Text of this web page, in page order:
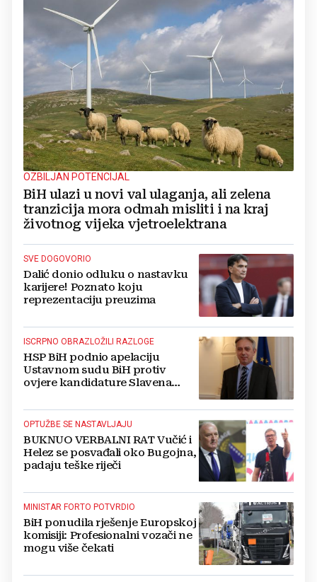
OZBILJAN POTENCIJAL
BiH ulazi u novi val ulaganja, ali zelena
tranzicija mora odmah misliti i na kraj
životnog vijeka vjetroelektrana
SVE DOGOVORIO
Dalić donio odluku o nastavku
karijere! Poznato koju
reprezentaciju preuzima
ISCRPNO OBRAZLOŽILI RAZLOGE
HSP BiH podnio apelaciju
Ustavnom sudu BiH protiv
ovjere kandidature Slavena
OPTUŽBE SE NASTAVLJAJU
BUKNUO VERBALNI RAT Vučić i
Helez se posvađali oko Bugojna,
padaju teške riječi
MINISTAR FORTO POTVRDIO
BiH ponudila rješenje Europskoj
komisiji: Profesionalni vozači ne
mogu više čekati